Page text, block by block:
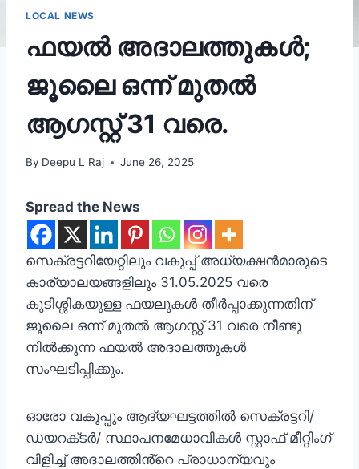
LOCAL NEWS
ഫയൽ അദാലത്തുകൾ;
ജൂലൈ ഒന്ന് മുതല്‍
ആഗസ്റ്റ് 31 വരെ.
By Deepu L Raj June 26, 2025
Spread the News
സെക്രട്ടറിയേറ്റിലും വകുപ്പ് അധ്യക്ഷന്‍മാരുടെ
കാര്യാലയങ്ങളിലും 31.05.2025 വരെ
കുടിശ്ശികയുള്ള ഫയലുകള്‍ തീര്‍പ്പാക്കുന്നതിന്
ജൂലൈ ഒന്ന് മുതല്‍ ആഗസ്റ്റ് 31 വരെ നീണ്ടു
നില്‍ക്കുന്ന ഫയല്‍ അദാലത്തുകള്‍
സംഘടിപ്പിക്കും.
ഓരോ വകുപ്പും ആദ്യഘട്ടത്തിൽ സെക്രട്ടറി/
ഡയറക്‌ടർ/ സ്ഥാപനമേധാവികൾ സ്റ്റാഫ് മീറ്റിംഗ്
വിളിച്ച് അദാലത്തിൻ്റെ പ്രാധാന്യവും